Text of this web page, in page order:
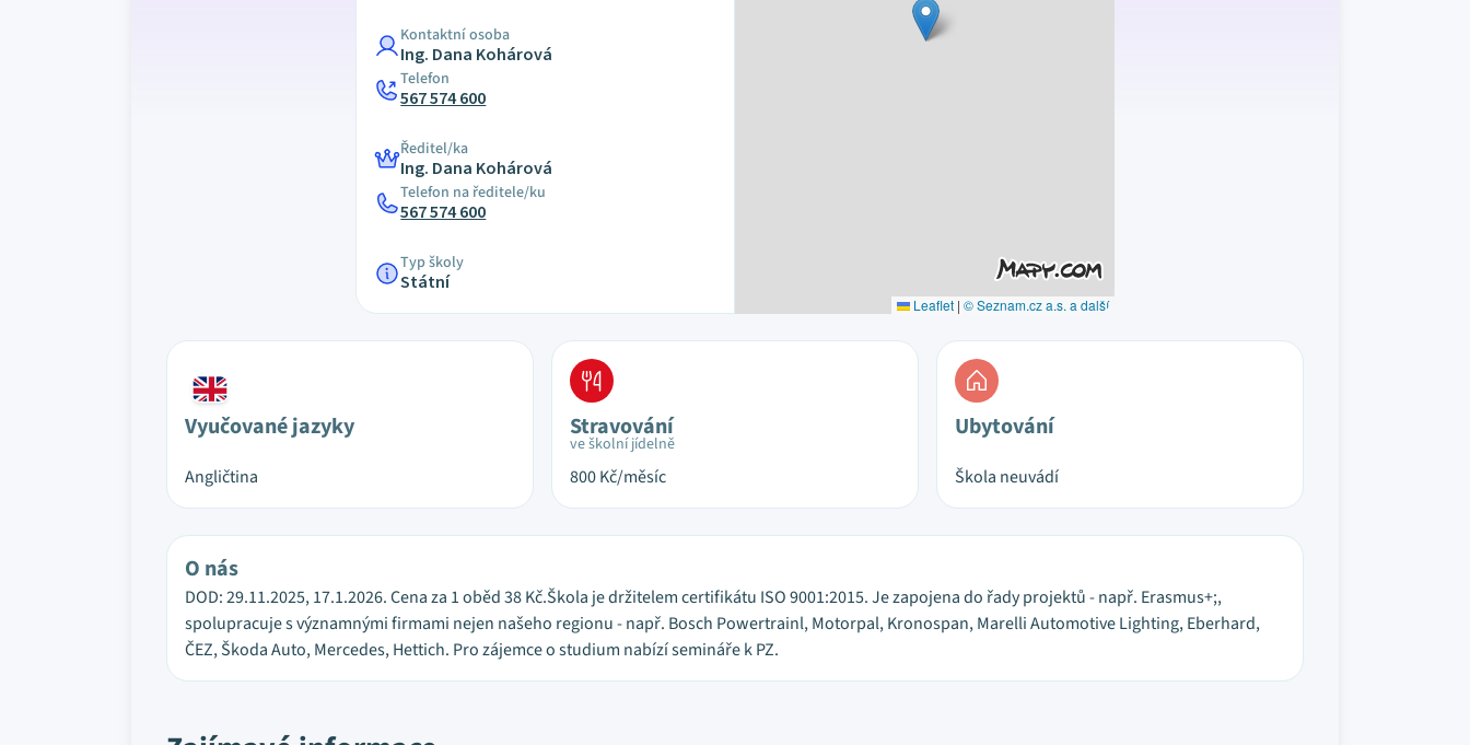
Kontaktní osoba
Ing. Dana Kohárová
Telefon
567 574 600
Ředitel/ka
Ing. Dana Kohárová
Telefon na ředitele/ku
567 574 600
Typ školy
Státní
Leaflet | © Seznam.cz a.s. a další
Vyučované jazyky
Angličtina
Stravování
ve školní jídelně
800Kč/měsíc
Ubytování
Škola neuvádí
O nás
DOD: 29.11.2025, 17.1.2026. Cena za 1 oběd 38 Kč.Škola je držitelem certifikátu ISO 9001:2015. Je zapojena do řady projektů - např. Erasmus+;,
spolupracuje s významnými firmami nejen našeho regionu - např. Bosch Powertrainl, Motorpal, Kronospan, Marelli Automotive Lighting, Eberhard,
ČEZ, Škoda Auto, Mercedes, Hettich. Pro zájemce o studium nabízí semináře k PZ.